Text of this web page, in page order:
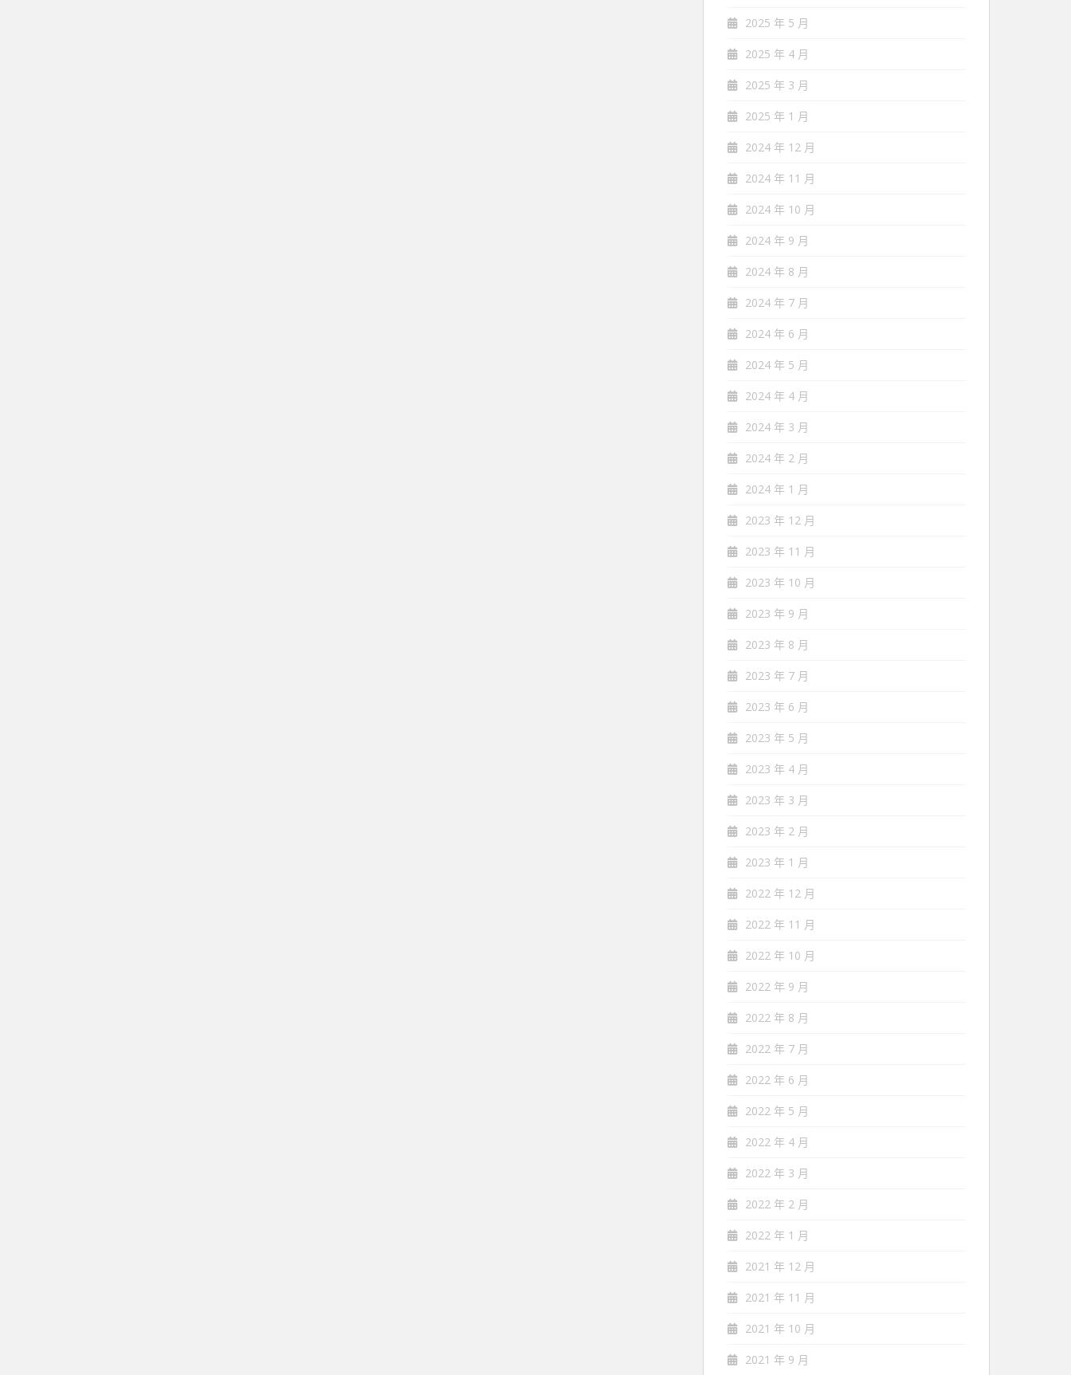
2025 年 5 月
2025 年 4 月
2025 年 3 月
2025 年 1 月
2024 年 12 月
2024 年 11 月
2024 年 10 月
2024 年 9 月
2024 年 8 月
2024 年 7 月
2024 年 6 月
2024 年 5 月
2024 年 4 月
2024 年 3 月
2024 年 2 月
2024 年 1 月
2023 年 12 月
2023 年 11 月
2023 年 10 月
2023 年 9 月
2023 年 8 月
2023 年 7 月
2023 年 6 月
2023 年 5 月
2023 年 4 月
2023 年 3 月
2023 年 2 月
2023 年 1 月
2022 年 12 月
2022 年 11 月
2022 年 10 月
2022 年 9 月
2022 年 8 月
2022 年 7 月
2022 年 6 月
2022 年 5 月
2022 年 4 月
2022 年 3 月
2022 年 2 月
2022 年 1 月
2021 年 12 月
2021 年 11 月
2021 年 10 月
2021 年 9 月